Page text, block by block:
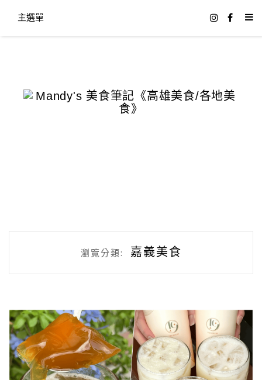
主選單
瀏覽分類: 嘉義美食